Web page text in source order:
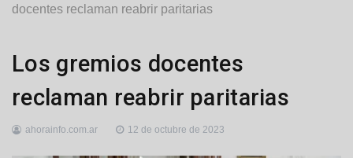
docentes reclaman reabrir paritarias
Educación
Gremiales ,
Nacionales
Los gremios docentes
reclaman reabrir paritarias
ahorainfo.com.ar 12 de octubre de 2023